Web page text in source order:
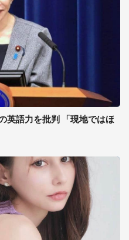
英語力を批判 「現地ではほ